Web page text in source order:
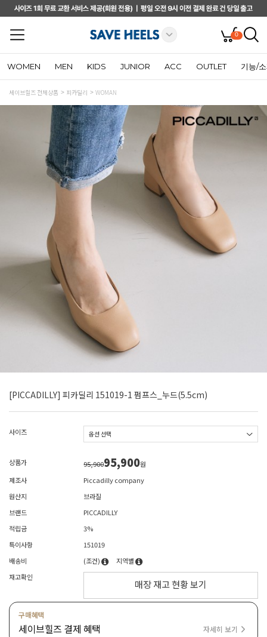
0
WOMEN MEN KIDS JUNIOR ACC OUTLET 기능/
세이브힐즈 전체상품 피카딜리 WOMAN
[PICCADILLY] 피카딜리 151019-1 펌프스_누드(5.5cm)
사이즈
상품가 95,90095,900원
제조사
Piccadilly company
원산지
브라질
브랜드
PICCADILLY
적립금
3%
특이사항
151019
배송비
(조건)
지역별
재고확인
매장 재고 현황 보기
구매혜택
세이브힐즈 결제 혜택 자세히 보기